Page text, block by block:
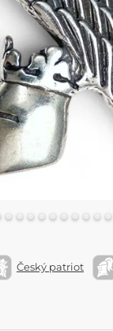
Český patriot